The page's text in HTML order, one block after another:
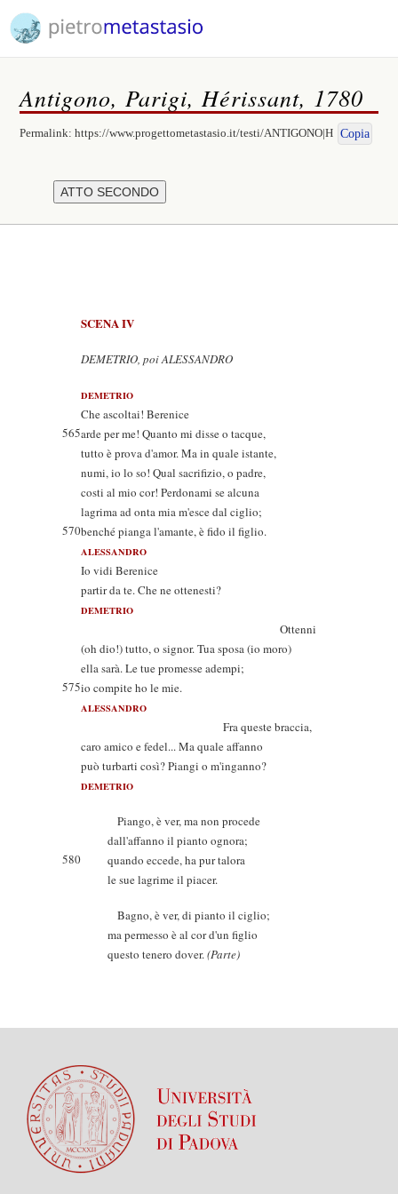
Antigono, Parigi, Hérissant, 1780
Permalink:https://www.progettometastasio.it/testi/ANTIGONO|H Copia
SCENA IV
DEMETRIO, poi ALESSANDRO
DEMETRIO
Che ascoltai! Berenice
565arde per me! Quanto mi disse o tacque,
tutto è prova d'amor. Ma in quale istante,
numi, io lo so! Qual sacrifizio, o padre,
costi al mio cor! Perdonami se alcuna
lagrima ad onta mia m'esce dal ciglio;
570benché pianga l'amante, è fido il figlio.
ALESSANDRO
Io vidi Berenice
partir da te. Che ne ottenesti?
DEMETRIO
Ottenni
(oh dio!) tutto, o signor. Tua sposa (io moro)
ella sarà. Le tue promesse adempi;
575io compite ho le mie.
ALESSANDRO
Fra queste braccia,
caro amico e fedel... Ma quale affanno
può turbarti così? Piangi o m'inganno?
DEMETRIO
Piango, è ver, ma non procede
dall'affanno il pianto ognora;
580
quando eccede, ha pur talora
le sue lagrime il piacer.
Bagno, è ver, di pianto il ciglio;
ma permesso è al cor d'un figlio
questo tenero dover.(Parte)